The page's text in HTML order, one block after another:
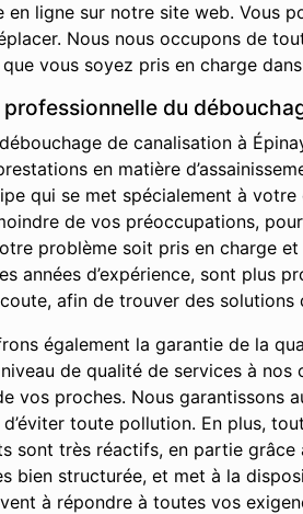
ligne sur notre site web. Vous
Nous nous occupons de
vous soyez pris en charge
du
de canalisation à
en matière
qui se met spécialement à
de vos préoccupations,
problème soit pris en charge
années d’expérience, sont plus
afin de trouver des
également la garantie de la
de qualité de services à
vos proches. Nous garantissons
toute pollution. En plus,
sont très réactifs, en partie
bien structurée, et met à la
à répondre à toutes vos